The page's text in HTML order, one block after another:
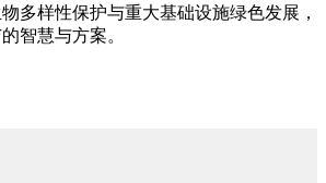
多样性保护与重大基础设施绿色发展，
智慧与方案。